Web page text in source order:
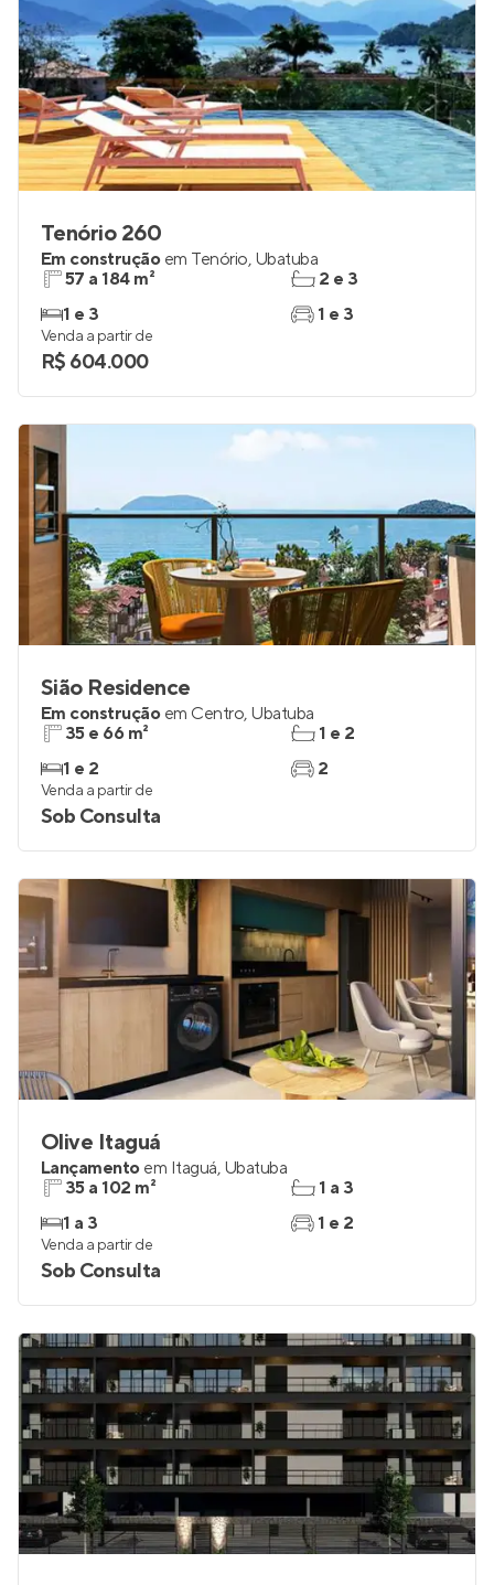
Tenório 260
Em construção em Tenório, Ubatuba
57 a 184 m²
1 e 3
2 e 3
1 e 3
Venda a partir de
R$ 604.000
Sião Residence
Em construção em Centro, Ubatuba
35 e 66 m²
1 e 2
1 e 2
2
Venda a partir de
Sob Consulta
Olive Itaguá
Lançamento em Itaguá, Ubatuba
35 a 102 m²
1 a 3
1 a 3
1 e 2
Venda a partir de
Sob Consulta